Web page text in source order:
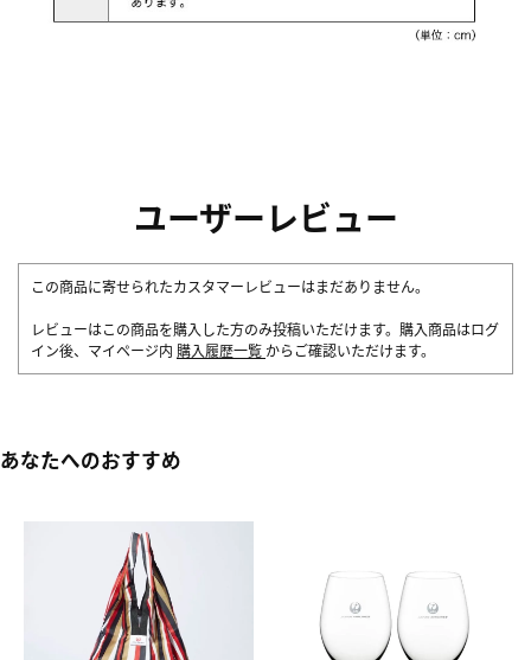
ユーザーレビュー
この商品に寄せられたカスタマーレビューはまだありません。
レビューはこの商品を購入した方のみ投稿いただけます。購入商品はログ
イン後、マイページ内 購入履歴一覧 からご確認いただけます。
あなたへのおすすめ